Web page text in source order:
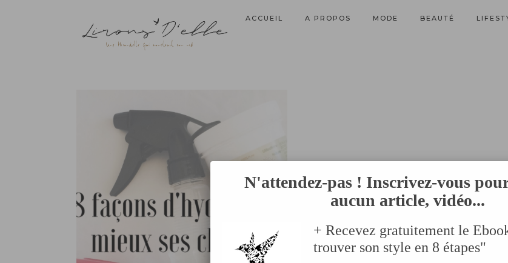
ACCUEIL A PROPOS MODE BEAUTÉ
N'attendez-pas ! Inscrivez-vous
aucun article, vidéo...
+ Recevez gratuitement le
trouver son style en 8 étapes"